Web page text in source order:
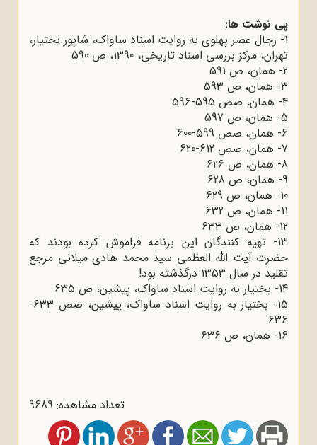
پی نوشت ها:
1- رجال عصر پهلوی به روایت اسناد ساواک، شاپور بختیار،
تهران، مرکز بررسی اسناد تاریخی، 1390، ص 590
2- همان، ص 591
3- همان، ص 593
4- همان، صص 595-596
5- همان، ص 597
6- همان، صص 599-600
7- همان، صص 612-620
8- همان، ص 626
9- همان، ص 628
10- همان، ص 629
11- همان، ص 632
12- همان، ص 633
13- تهیه کنندگان این برنامه فراموش کرده بودند که
حضرت آیت الله العظمی سید محمد هادی میلانی مرجع
تقلید در سال 1353 درگذشته بود!
14- بختیار به روایت اسناد ساواک، پیشین، ص 635
15- بختیار به روایت اسناد ساواک، پیشین، صص 633-
636
16- همان، ص 636
تعداد مشاهده: 9689